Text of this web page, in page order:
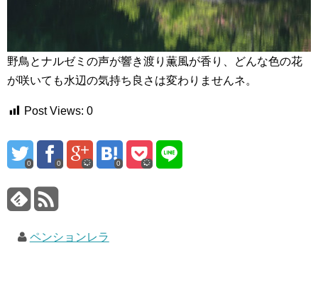
野鳥とナルゼミの声が響き渡り薫風が香り、どんな色の花
が咲いても水辺の気持ち良さは変わりませんネ。
Post Views: 0
0 0 0
ペンションレラ